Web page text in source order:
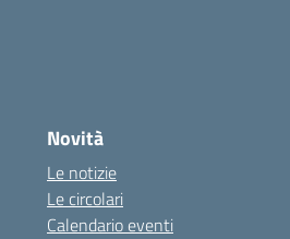
Novità
Le notizie
Le circolari
Calendario eventi